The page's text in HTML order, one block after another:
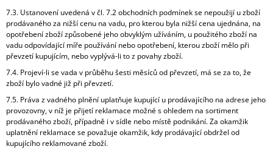
7.3. Ustanovení uvedená v čl. 7.2 obchodních podmínek se nepoužijí u zboží
prodávaného za nižší cenu na vadu, pro kterou byla nižší cena ujednána, na
opotřebení zboží způsobené jeho obvyklým užíváním, u použitého zboží na
vadu odpovídající míře používání nebo opotřebení, kterou zboží mělo při
převzetí kupujícím, nebo vyplývá-li to z povahy zboží.
7.4. Projeví-li se vada v průběhu šesti měsíců od převzetí, má se za to, že
zboží bylo vadné již při převzetí.
7.5. Práva z vadného plnění uplatňuje kupující u prodávajícího na adrese jeho
provozovny, v níž je přijetí reklamace možné s ohledem na sortiment
prodávaného zboží, případně i v sídle nebo místě podnikání. Za okamžik
uplatnění reklamace se považuje okamžik, kdy prodávající obdržel od
kupujícího reklamované zboží.